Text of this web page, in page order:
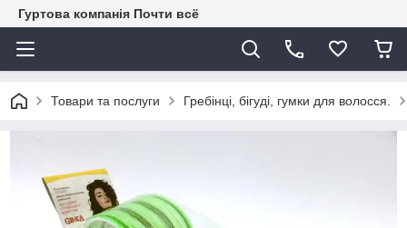
Гуртова компанія Почти всё
Товари та послуги Гребінці, бігуді, гумки для волосся.